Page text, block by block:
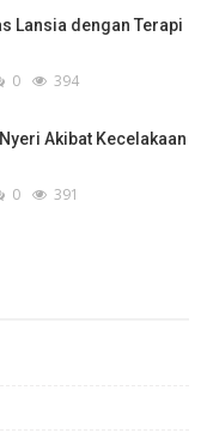
Lansia dengan Terapi
0 394
Akibat Kecelakaan
0 391